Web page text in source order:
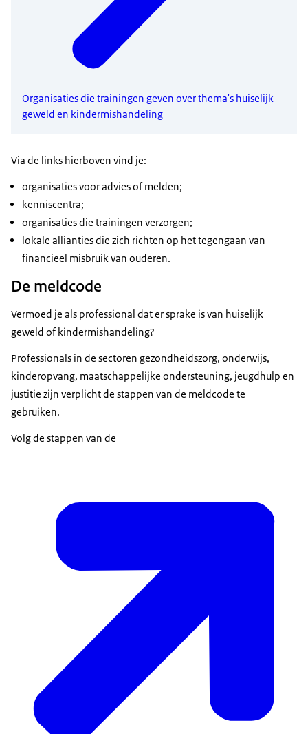
Organisaties die trainingen geven over thema's huiselijk
geweld en kindermishandeling
Via de links hierboven vind je:
organisaties voor advies of melden;
kenniscentra;
organisaties die trainingen verzorgen;
lokale allianties die zich richten op het tegengaan van
financieel misbruik van ouderen.
De meldcode
Vermoed je als professional dat er sprake is van huiselijk
geweld of kindermishandeling?
Professionals in de sectoren gezondheidszorg, onderwijs,
kinderopvang, maatschappelijke ondersteuning, jeugdhulp en
justitie zijn verplicht de stappen van de meldcode te
gebruiken.
Volg de stappen van de